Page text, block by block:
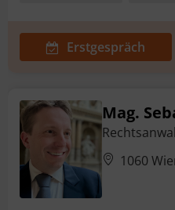
Erstgespräch
Mag.
1060